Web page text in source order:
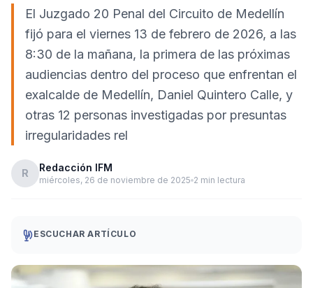
El Juzgado 20 Penal del Circuito de Medellín
fijó para el viernes 13 de febrero de 2026, a las
8:30 de la mañana, la primera de las próximas
audiencias dentro del proceso que enfrentan el
exalcalde de Medellín, Daniel Quintero Calle, y
otras 12 personas investigadas por presuntas
irregularidades rel
R Redacción IFM
miércoles, 26 de noviembre de 2025 2 min lectura
ESCUCHAR ARTÍCULO